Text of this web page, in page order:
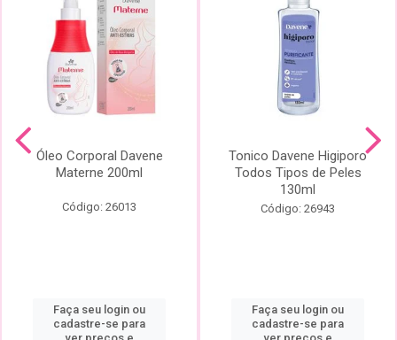
Óleo Corporal Davene
Materne 200ml
Código: 26013
Faça seu login ou
cadastre-se para
Tonico Davene Higiporo
Todos Tipos de Peles
130ml
Código: 26943
Faça seu login ou
cadastre-se para